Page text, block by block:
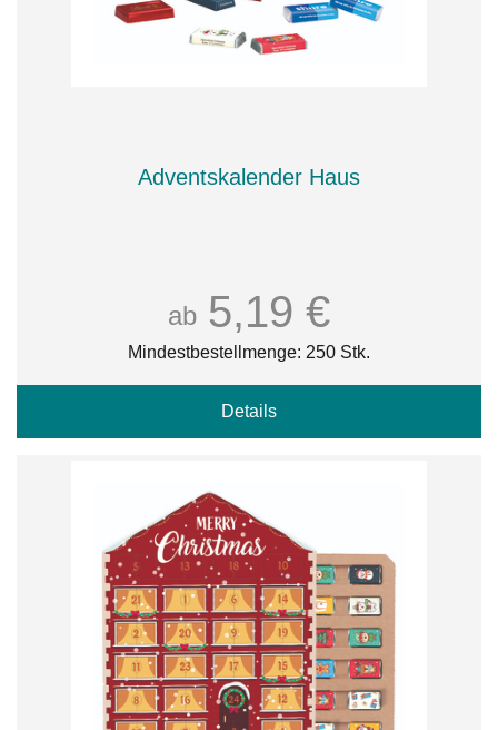
Adventskalender Haus
ab 5,19 €
Mindestbestellmenge: 250 Stk.
Details